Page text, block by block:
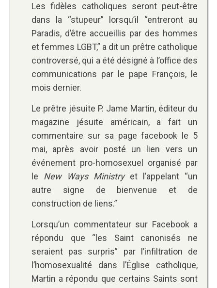
Les fidèles catholiques seront peut-être
dans la “stupeur” lorsqu’il “entreront au
Paradis, d’être accueillis par des hommes
et femmes LGBT,” a dit un prêtre catholique
controversé, qui a été désigné à l’office des
communications par le pape François, le
mois dernier.
Le prêtre jésuite P. Jame Martin, éditeur du
magazine jésuite américain, a fait un
commentaire sur sa page facebook le 5
mai, après avoir posté un lien vers un
événement pro-homosexuel organisé par
le New Ways Ministryet l’appelant “un
autre signe de bienvenue et de
construction de liens.”
Lorsqu’un commentateur sur Facebook a
répondu que “les Saint canonisés ne
seraient pas surpris” par l’infiltration de
l’homosexualité dans l’Église catholique,
Martin a répondu que certains Saints sont